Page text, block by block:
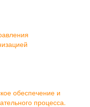
обеспечение и
процесса.